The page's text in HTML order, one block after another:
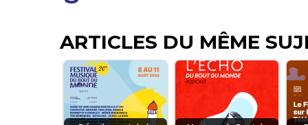
ARTICLES DU MÊME